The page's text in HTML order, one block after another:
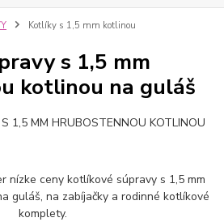
Kotlíky s 1,5 mm kotlinou
s 1,5 mm
kotlinou na guláš
1,5 MM HRUBOSTENNOU KOTLINOU
nízke ceny kotlíkové súpravy s 1,5 mm
guláš, na zabíjačky a rodinné kotlíkové
komplety.